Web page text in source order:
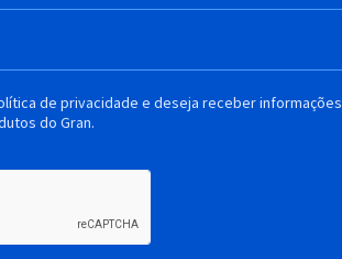
de privacidade e deseja receber informações
do Gran.